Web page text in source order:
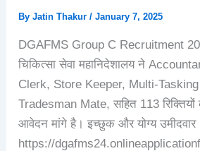
ByJatin Thakur/January 7, 2025
DGAFMS Group C Recruitment
चिकित्सा सेवा महानिदेशालय ने
Clerk, Store Keeper, Multi-
Tradesman Mate, सहित 113
आवेदन मांगे है। इच्छुक और योग्य उमीदवार
https://